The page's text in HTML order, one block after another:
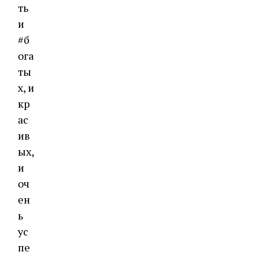
ть
и
#б
ога
ты
х, и
кр
ас
ив
ых,
и
оч
ен
ь
ус
пе